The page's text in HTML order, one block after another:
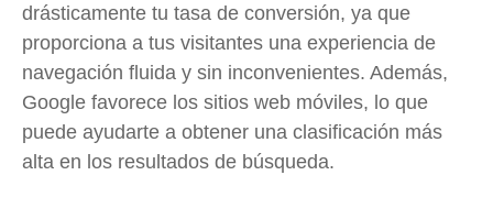
drásticamente tu tasa de conversión, ya que
proporciona a tus visitantes una experiencia de
navegación fluida y sin inconvenientes. Además,
Google favorece los sitios web móviles, lo que
puede ayudarte a obtener una clasificación más
alta en los resultados de búsqueda.